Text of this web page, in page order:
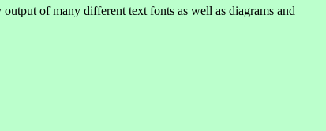
of many different text fonts as well as diagrams and